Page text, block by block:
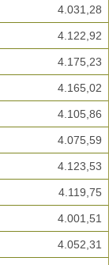
4.031,28
4.122,92
4.175,23
4.165,02
4.105,86
4.075,59
4.123,53
4.119,75
4.001,51
4.052,31